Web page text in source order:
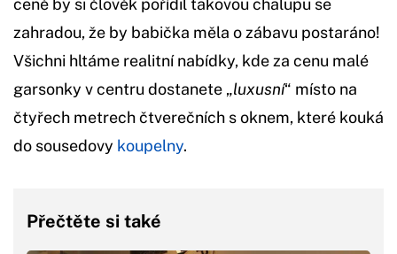
zahradou, že by babička měla o zábavu postaráno!
Všichni hltáme realitní nabídky, kde za cenu malé
garsonky v centru dostanete „luxusní“ místo na
čtyřech metrech čtverečních s oknem, které kouká
do sousedovy koupelny.
Přečtěte si také